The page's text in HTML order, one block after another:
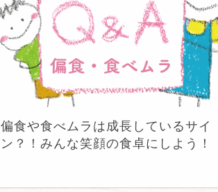
偏食や食べムラは成長しているサイ
ン？！みんな笑顔の食卓にしよう！